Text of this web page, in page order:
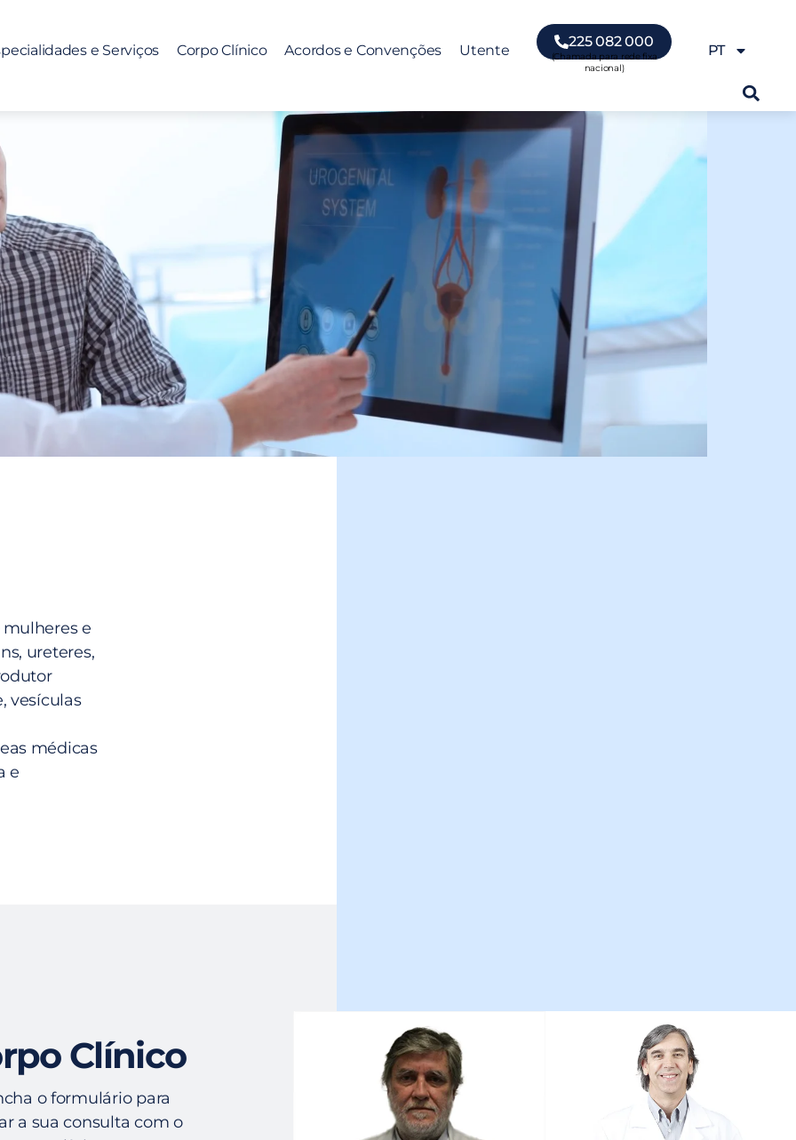
e Serviços Corpo Clínico Acordos e Convenções Utente
225 082 000
PT
e
ureteres,
vesículas
médicas
e
Clínico
o formulário para
a sua consulta com o